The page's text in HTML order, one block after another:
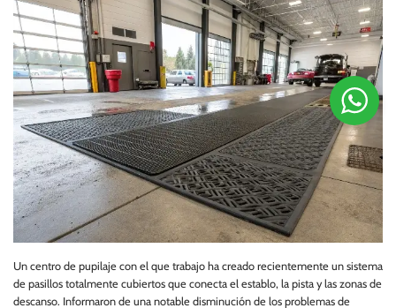
Un centro de pupilaje con el que trabajo ha creado recientemente un sistema
de pasillos totalmente cubiertos que conecta el establo, la pista y las zonas de
descanso. Informaron de una notable disminución de los problemas de